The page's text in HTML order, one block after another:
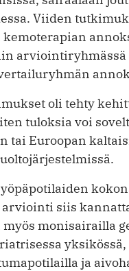
Viiden
kemoterapian
arviointiryhmässä
oli tehty
tuloksia voi
tai Euroopan
siis
myös monisairailla
yksikössä,
ja